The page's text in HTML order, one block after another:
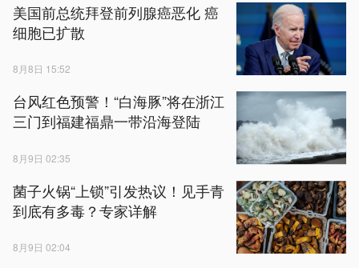
美国前总统拜登前列腺癌恶化 癌
细胞已扩散
8月8日 15:52
台风红色预警！“白海豚”将在浙江
三门到福建福鼎一带沿海登陆
8月9日 02:35
菌子火锅“上锁”引发热议！见手青
到底有多毒？专家详解
8月9日 02:04